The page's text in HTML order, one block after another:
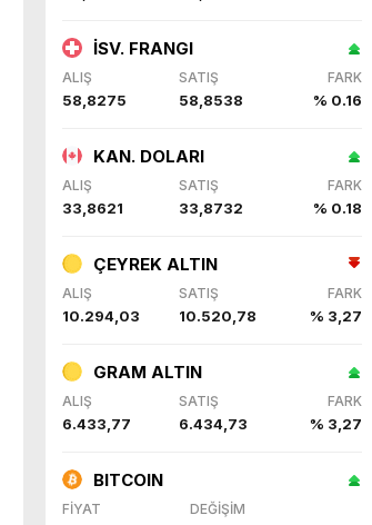
İSV. FRANGI
ALIŞ SATIŞ FARK
58,8275 58,8538 % 0.16
KAN. DOLARI
ALIŞ SATIŞ FARK
33,8621 33,8732 % 0.18
ÇEYREK ALTIN
ALIŞ SATIŞ FARK
10.294,03 10.520,78 % 3,27
GRAM ALTIN
ALIŞ SATIŞ FARK
6.433,77 6.434,73 % 3,27
BITCOIN
FİYAT DEĞİŞİM